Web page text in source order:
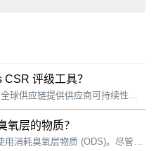
评级工具？
是的。EcoVadis 运营着首个为全球供应链提供供应商可持续性评级的协作平台。该平台还携手企业可持续发展联盟开展了一系列工作，例如与 GeSI（全球电子可持续性倡议组织）就 E-TASC 开展合作，联手化工行业的 Together for Sustainability（携手可持续发展）对会员的供应商联合进行可...
氧层的物质？
惠普设施在散热和空调系统中使用消耗臭氧层物质 (ODS)。尽管这些系统是密封的，但在操作和维护过程中发生的泄漏仍有可能造成排放。我们将继续用氢氟碳化物 (HFC) 替代现有系统中的氯氟化碳 (CFC)。HFC 是温室气体，但不会消耗臭氧层。当达到使用寿命时，我们还将使用不含 HFC 的同等设备来替代基于 HFC...